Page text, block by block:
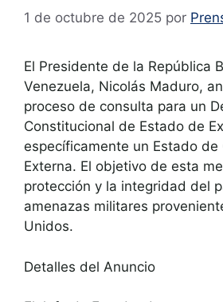
1 de octubre de 2025 por
El Presidente de la República
Venezuela, Nicolás Maduro,
proceso de consulta para un
Constitucional de Estado de
específicamente un Estado de
Externa. El objetivo de esta
protección y la integridad del
amenazas militares
Unidos.
Detalles del Anuncio